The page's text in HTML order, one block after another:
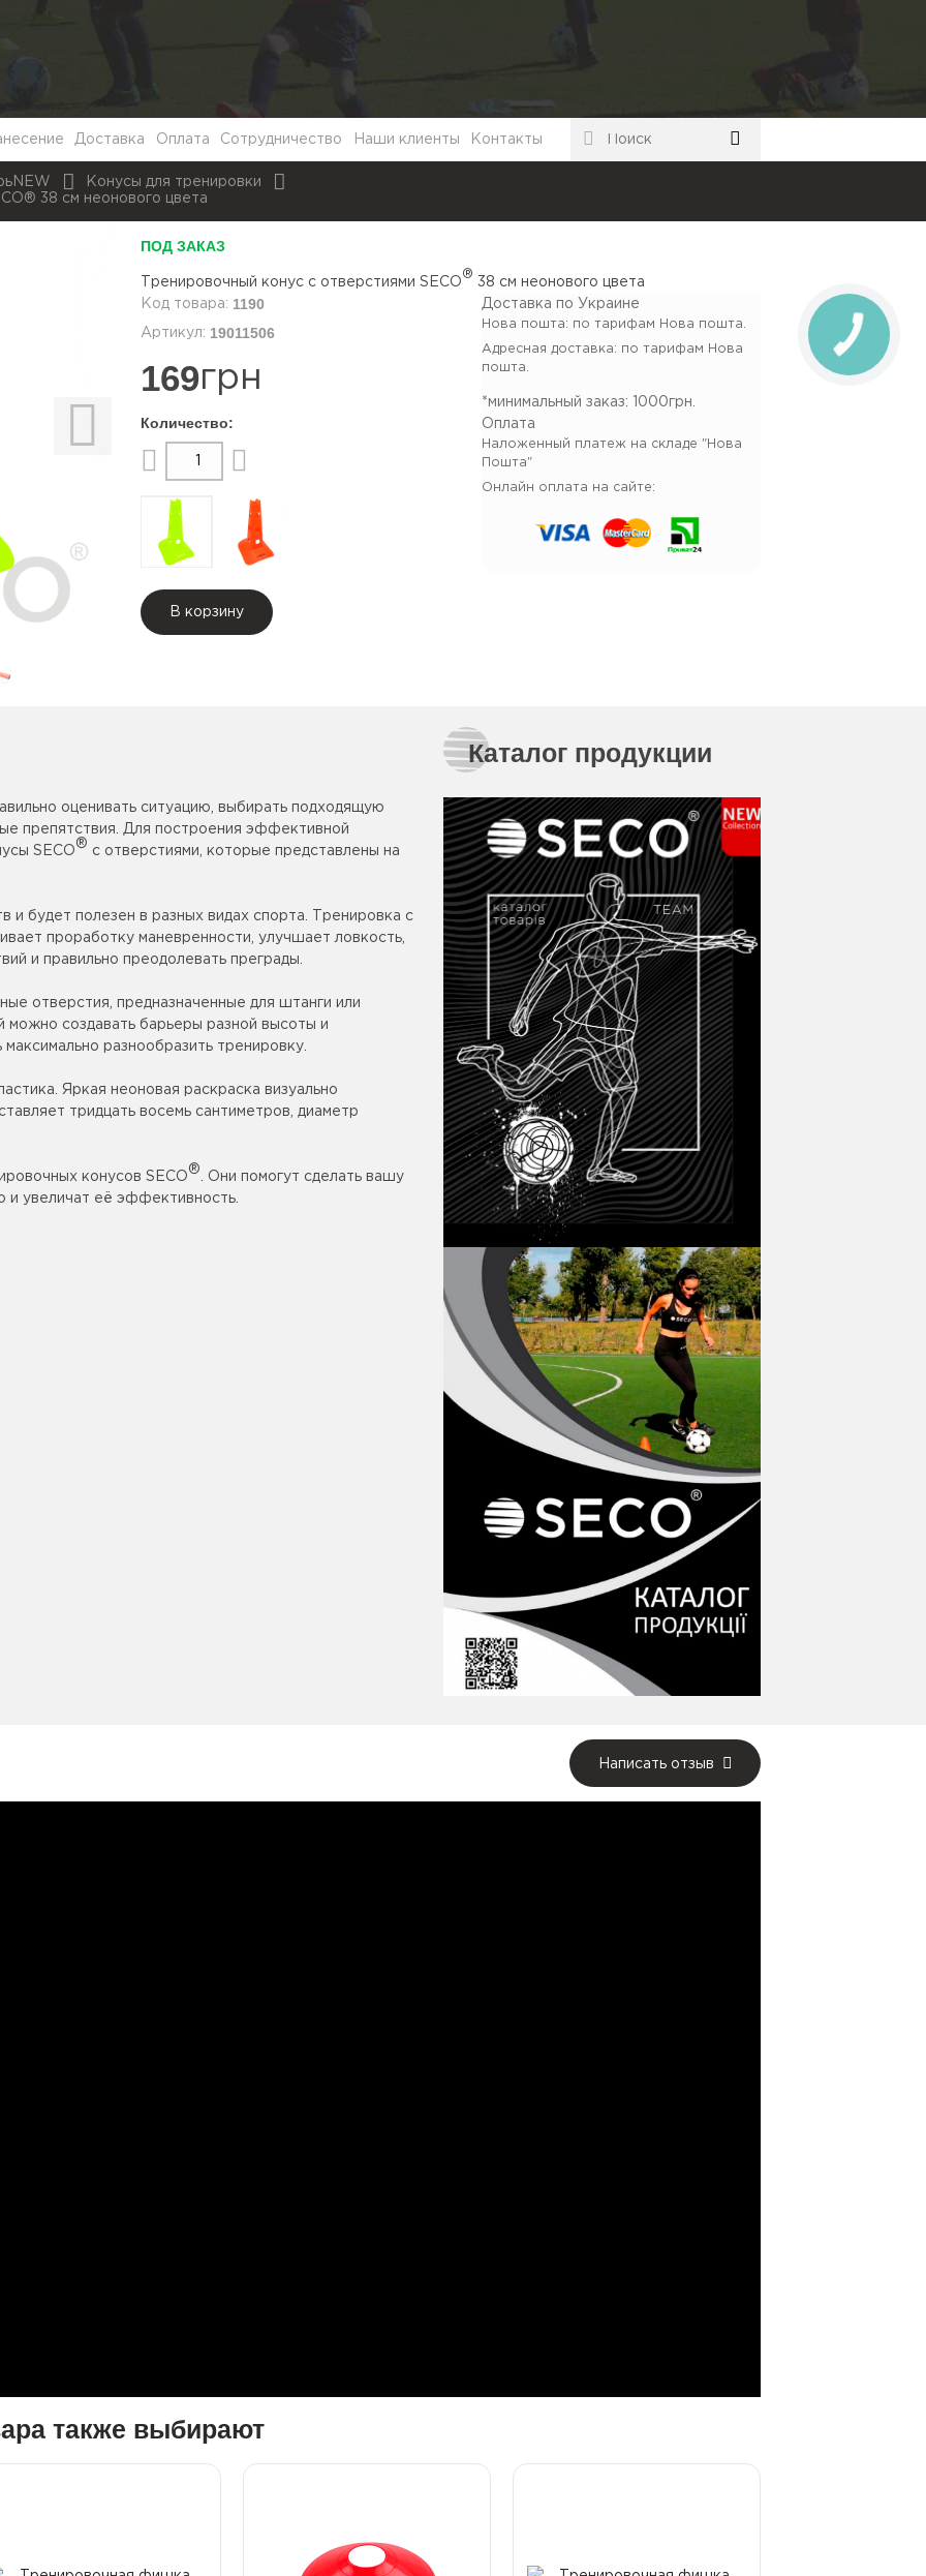
Доставка Оплата Сотрудничество Наши клиенты Контакты
Конусы для тренировки
38 см неонового цвета
ПОД ЗАКАЗ
Тренировочный конус с отверстиями SECO
®
38 см неонового цвета
1190
19011506
169грн
В корзину
Доставка по Украине
Нова пошта: по тарифам Нова пошта.
Адресная доставка: по тарифам Нова
пошта.
*минимальный заказ:
1000грн.
Оплата
Наложенный платеж на складе "Нова
Пошта"
Онлайн оплата на сайте:
оценивать ситуацию, выбирать подходящую
препятствия. Для построения эффективной
SECO
®
с отверстиями, которые представлены на
и будет полезен в разных видах спорта. Тренировка с
проработку маневренности, улучшает ловкость,
и правильно преодолевать преграды.
отверстия, предназначенные для штанги или
создавать барьеры разной высоты и
разнообразить тренировку.
Яркая неоновая раскраска визуально
тридцать восемь сантиметров, диаметр
конусов SECO
®
. Они помогут сделать вашу
и увеличат её эффективность.
Каталог продукции
Написать отзыв
также выбирают